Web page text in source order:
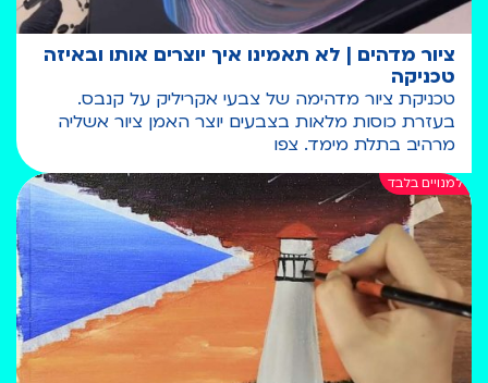
ציור מדהים | לא תאמינו איך יוצרים אותו ובאיזה
טכניקה
טכניקת ציור מדהימה של צבעי אקריליק על קנבס.
בעזרת כוסות מלאות בצבעים יוצר האמן ציור אשליה
מרהיב בתלת מימד. צפו